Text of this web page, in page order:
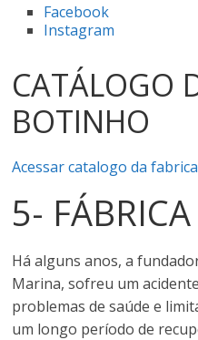
Facebook
Instagram
CATÁLOGO
BOTINHO
Acessar catalogo da
5-
Há alguns anos, a
Marina, sofreu um
problemas de saúde e
um longo período de